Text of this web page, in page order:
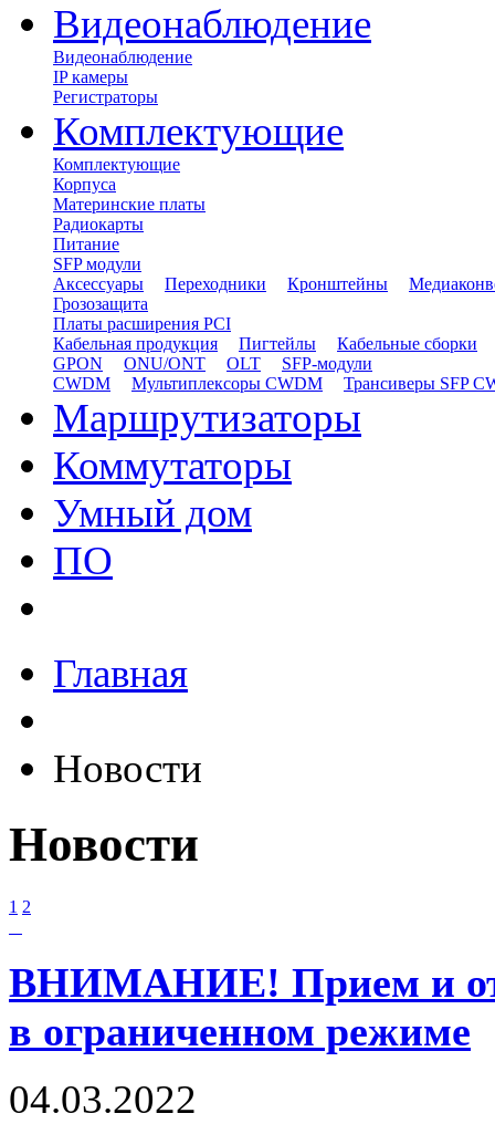
Видеонаблюдение
Видеонаблюдение
IP камеры
Регистраторы
Комплектующие
Комплектующие
Корпуса
Материнские платы
Радиокарты
Питание
SFP модули
Аксессуары
Переходники Кронштейны
Грозозащита
Платы расширения PCI
Кабельная продукция
Пигтейлы
Кабельные сборки
GPON
ONU/ONT OLT
SFP-модули
CWDM
Мультиплексоры CWDM Трансиверы SFP
Маршрутизаторы
Коммутаторы
Умный дом
ПО
Главная
Новости
Новости
1 2
ВНИМАНИЕ! Прием и
в ограниченном режиме
04.03.2022